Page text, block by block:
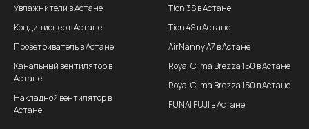
Увлажнители в Астане
Кондиционер в Астане
Проветриватель в Астане
Канальный вентилятор в
Астане
Накладной вентилятор в
Астане
Tion 3S в Астане
Tion 4S в Астане
AirNanny A7 в Астане
Royal Clima Brezza 150 в Астане
Royal Clima Brezza 150 в Астане
FUNAI FUJI в Астане